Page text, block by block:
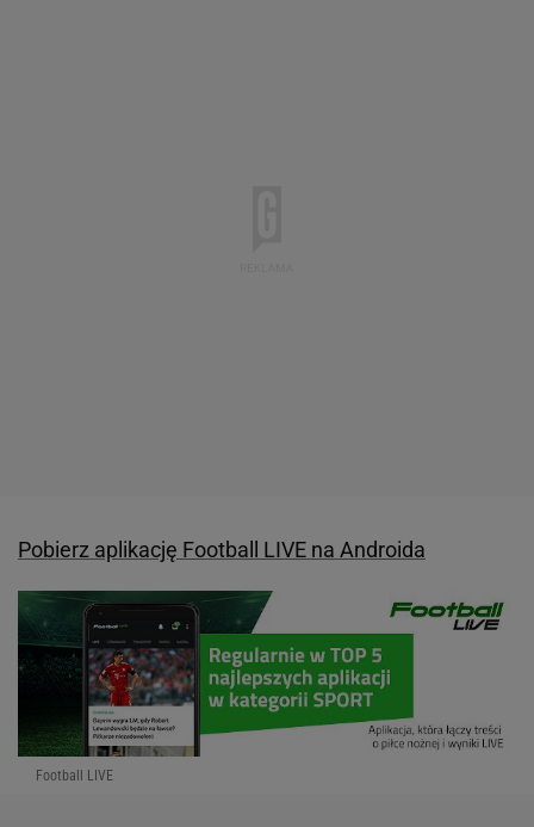
Pobierz aplikację Football LIVE na Androida
Football LIVE